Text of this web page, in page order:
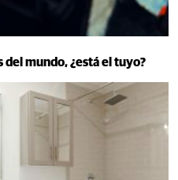
del mundo, ¿está el tuyo?